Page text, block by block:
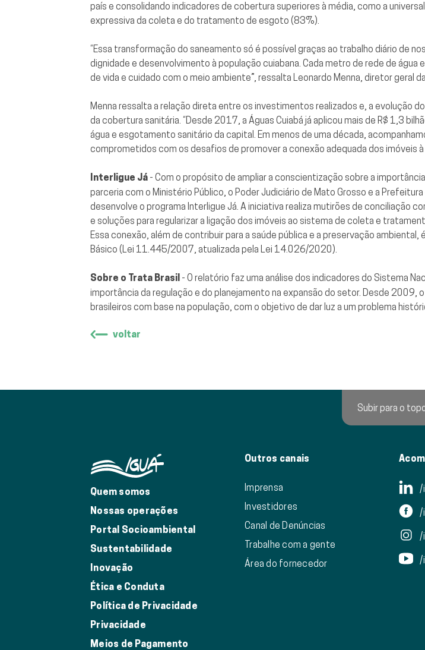
país e consolidando indicadores de cobertura superiores à média, como a
expressiva da coleta e do tratamento de esgoto (83%).
“Essa transformação do saneamento só é possível graças ao trabalho diário de
dignidade e desenvolvimento à população cuiabana. Cada metro de rede de
de vida e cuidado com o meio ambiente”, ressalta Leonardo Menna, diretor geral da
Menna ressalta a relação direta entre os investimentos realizados e, a evolução
da cobertura sanitária. “Desde 2017, a Águas Cuiabá já aplicou mais de R$ 1,3
água e esgotamento sanitário da capital. Em menos de uma década,
comprometidos com os desafios de promover a conexão adequada dos imóveis à
Interligue Já - Com o propósito de ampliar a conscientização sobre a
parceria com o Ministério Público, o Poder Judiciário de Mato Grosso e a Prefeitura
desenvolve o programa Interligue Já. A iniciativa realiza mutirões de conciliação
e soluções para regularizar a ligação dos imóveis ao sistema de coleta e
Essa conexão, além de contribuir para a saúde pública e a preservação
Básico (Lei 11.445/2007, atualizada pela Lei 14.026/2020).
Sobre o Trata Brasil - O relatório faz uma análise dos indicadores do Sistema
importância da regulação e do planejamento na expansão do setor. Desde
brasileiros com base na população, com o objetivo de dar luz a um problema
voltar
Quem somos
Nossas operações
Portal Socioambiental
Sustentabilidade
Inovação
Ética e Conduta
Política de Privacidade
Privacidade
Meios de Pagamento
Outros canais
Imprensa
Investidores
Canal de Denúncias
Trabalhe com a gente
Área do fornecedor
/
/
/
/
Subir para o